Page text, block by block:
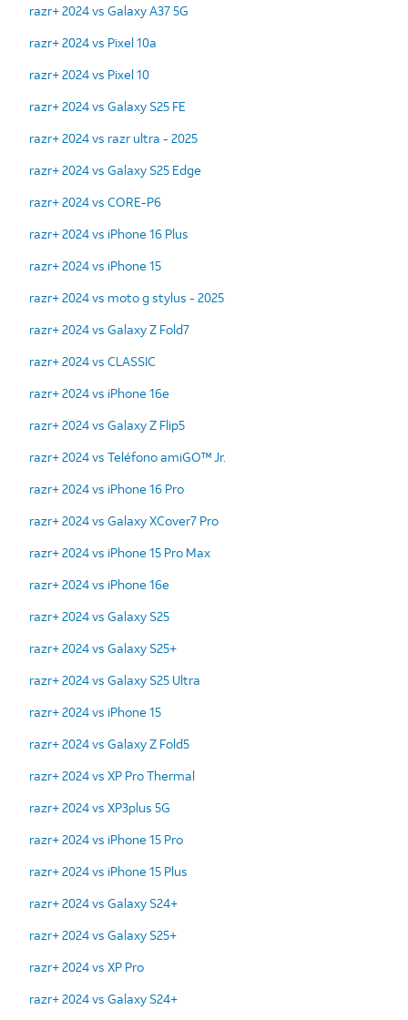
razr+ 2024 vs Galaxy A37 5G
razr+ 2024 vs Pixel 10a
razr+ 2024 vs Pixel 10
razr+ 2024 vs Galaxy S25 FE
razr+ 2024 vs razr ultra - 2025
razr+ 2024 vs Galaxy S25 Edge
razr+ 2024 vs CORE-P6
razr+ 2024 vs iPhone 16 Plus
razr+ 2024 vs iPhone 15
razr+ 2024 vs moto g stylus - 2025
razr+ 2024 vs Galaxy Z Fold7
razr+ 2024 vs CLASSIC
razr+ 2024 vs iPhone 16e
razr+ 2024 vs Galaxy Z Flip5
razr+ 2024 vs Teléfono amiGO™ Jr.
razr+ 2024 vs iPhone 16 Pro
razr+ 2024 vs Galaxy XCover7 Pro
razr+ 2024 vs iPhone 15 Pro Max
razr+ 2024 vs iPhone 16e
razr+ 2024 vs Galaxy S25
razr+ 2024 vs Galaxy S25+
razr+ 2024 vs Galaxy S25 Ultra
razr+ 2024 vs iPhone 15
razr+ 2024 vs Galaxy Z Fold5
razr+ 2024 vs XP Pro Thermal
razr+ 2024 vs XP3plus 5G
razr+ 2024 vs iPhone 15 Pro
razr+ 2024 vs iPhone 15 Plus
razr+ 2024 vs Galaxy S24+
razr+ 2024 vs Galaxy S25+
razr+ 2024 vs XP Pro
razr+ 2024 vs Galaxy S24+